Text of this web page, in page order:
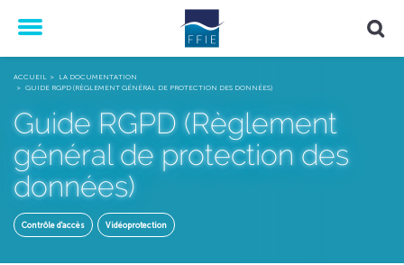
ACCUEIL
LA DOCUMENTATION
GUIDE RGPD (RÈGLEMENT GÉNÉRAL DE PROTECTION DES DONNÉES)
Guide RGPD (Règlement
général de protection des
données)
Contrôle d'accès Vidéoprotection